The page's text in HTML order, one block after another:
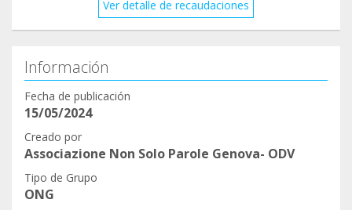
Ver detalle de recaudaciones
Información
Fecha de publicación
15/05/2024
Creado por
Associazione Non Solo Parole Genova- ODV
Tipo de Grupo
ONG